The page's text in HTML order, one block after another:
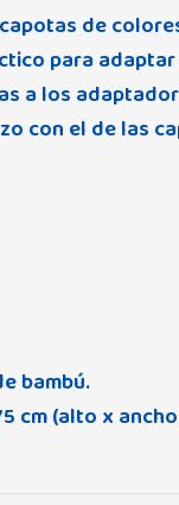
de
para
a los
con el de las
bambú.
cm (alto x